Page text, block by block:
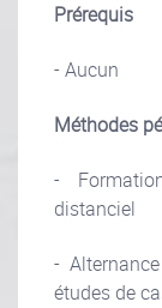
Prérequis
- Aucun
Méthodes
-
distanciel
-
études de